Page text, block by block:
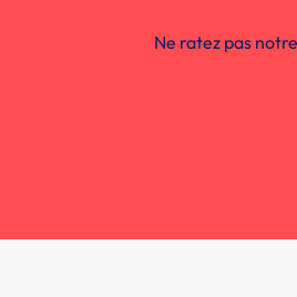
Ne ratez pas